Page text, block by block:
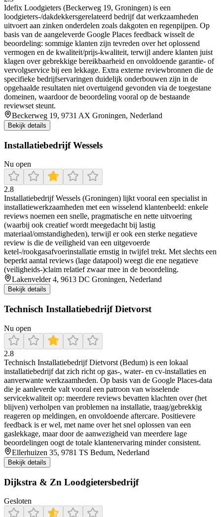
Idefix Loodgieters (Beckerweg 19, Groningen) is een
loodgieters-/dakdekkersgerelateerd bedrijf dat werkzaamheden
uitvoert aan zinken onderdelen zoals dakgoten en regenpijpen. Op
basis van de aangeleverde Google Places feedback wisselt de
beoordeling: sommige klanten zijn tevreden over het oplossend
vermogen en de kwaliteit/prijs-kwaliteit, terwijl andere klanten juist
klagen over gebrekkige bereikbaarheid en onvoldoende garantie- of
vervolgservice bij een lekkage. Extra externe reviewbronnen die de
specifieke bedrijfservaringen duidelijk onderbouwen zijn in de
opgehaalde resultaten niet overtuigend gevonden via de toegestane
domeinen, waardoor de beoordeling vooral op de bestaande
reviewset steunt.
Beckerweg 19, 9731 AX Groningen, Nederland
Bekijk details
Installatiebedrijf Wessels
Nu open
2.8
Installatiebedrijf Wessels (Groningen) lijkt vooral een specialist in
installatiewerkzaamheden met een wisselend klantenbeeld: enkele
reviews noemen een snelle, pragmatische en nette uitvoering
(waarbij ook creatief wordt meegedacht bij lastig
materiaal/omstandigheden), terwijl er ook een sterke negatieve
review is die de veiligheid van een uitgevoerde
ketel-/rookgasafvoerinstallatie ernstig in twijfel trekt. Met slechts een
beperkt aantal reviews (lage datapool) weegt die ene negatieve
(veiligheids-)claim relatief zwaar mee in de beoordeling.
Lakenvelder 4, 9613 DC Groningen, Nederland
Bekijk details
Technisch Installatiebedrijf Dietvorst
Nu open
2.8
Technisch Installatiebedrijf Dietvorst (Bedum) is een lokaal
installatiebedrijf dat zich richt op gas-, water- en cv-installaties en
aanverwante werkzaamheden. Op basis van de Google Places-data
die je aanleverde valt vooral een patroon van wisselende
servicekwaliteit op: meerdere reviews bevatten klachten over (het
blijven) verholpen van problemen na installatie, traag/gebrekkig
reageren op meldingen, en onvoldoende aftercare. Positievere
feedback is er wel, met name over het snel oplossen van een
gaslekkage, maar door de aanwezigheid van meerdere lage
beoordelingen oogt de totale klantenervaring minder consistent.
Ellerhuizen 35, 9781 TS Bedum, Nederland
Bekijk details
Dijkstra & Zn Loodgietersbedrijf
Gesloten